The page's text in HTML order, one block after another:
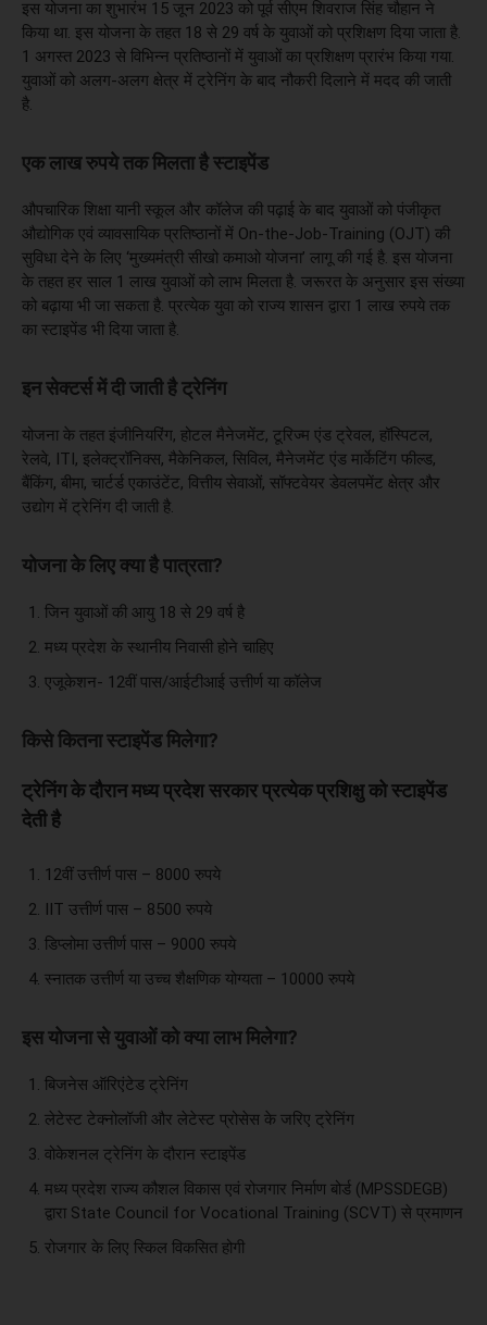
इस योजना का शुभारंभ 15 जून 2023 को पूर्व सीएम शिवराज सिंह चौहान ने
किया था. इस योजना के तहत 18 से 29 वर्ष के युवाओं को प्रशिक्षण दिया जाता है.
1 अगस्त 2023 से विभिन्न प्रतिष्ठानों में युवाओं का प्रशिक्षण प्रारंभ किया गया.
युवाओं को अलग-अलग क्षेत्र में ट्रेनिंग के बाद नौकरी दिलाने में मदद की जाती
है.
एक लाख रुपये तक मिलता है स्टाइपेंड
औपचारिक शिक्षा यानी स्कूल और कॉलेज की पढ़ाई के बाद युवाओं को पंजीकृत
औद्योगिक एवं व्यावसायिक प्रतिष्ठानों में On-the-Job-Training (OJT) की
सुविधा देने के लिए ‘मुख्यमंत्री सीखो कमाओ योजना’ लागू की गई है. इस योजना
के तहत हर साल 1 लाख युवाओं को लाभ मिलता है. जरूरत के अनुसार इस संख्या
को बढ़ाया भी जा सकता है. प्रत्येक युवा को राज्य शासन द्वारा 1 लाख रुपये तक
का स्टाइपेंड भी दिया जाता है.
इन सेक्टर्स में दी जाती है ट्रेनिंग
योजना के तहत इंजीनियरिंग, होटल मैनेजमेंट, टूरिज्म एंड ट्रेवल, हॉस्पिटल,
रेलवे, ITI, इलेक्ट्रॉनिक्स, मैकेनिकल, सिविल, मैनेजमेंट एंड मार्केटिंग फील्ड,
बैंकिंग, बीमा, चार्टर्ड एकाउंटेंट, वित्तीय सेवाओं, सॉफ्टवेयर डेवलपमेंट क्षेत्र और
उद्योग में ट्रेनिंग दी जाती है.
योजना के लिए क्या है पात्रता?
जिन युवाओं की आयु 18 से 29 वर्ष है
मध्य प्रदेश के स्थानीय निवासी होने चाहिए
एजूकेशन- 12वीं पास/आईटीआई उत्तीर्ण या कॉलेज
किसे कितना स्टाइपेंड मिलेगा?
ट्रेनिंग के दौरान मध्य प्रदेश सरकार प्रत्येक प्रशिक्षु को स्टाइपेंड
देती है
12वीं उत्तीर्ण पास – 8000 रुपये
IIT उत्तीर्ण पास – 8500 रुपये
डिप्लोमा उत्तीर्ण पास – 9000 रुपये
स्नातक उत्तीर्ण या उच्च शैक्षणिक योग्यता – 10000 रुपये
इस योजना से युवाओं को क्या लाभ मिलेगा?
बिजनेस ऑरिएंटेड ट्रेनिंग
लेटेस्ट टेक्नोलॉजी और लेटेस्ट प्रोसेस के जरिए ट्रेनिंग
वोकेशनल ट्रेनिंग के दौरान स्टाइपेंड
मध्य प्रदेश राज्य कौशल विकास एवं रोजगार निर्माण बोर्ड (MPSSDEGB)
द्वारा State Council for Vocational Training (SCVT) से प्रमाणन
रोजगार के लिए स्किल विकसित होगी